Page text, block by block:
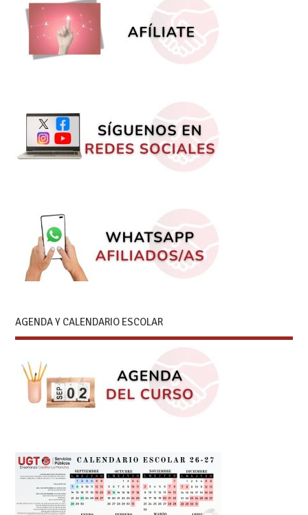
AGENDA Y CALENDARIO ESCOLAR